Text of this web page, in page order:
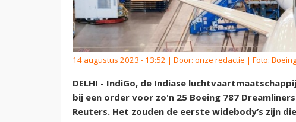
14 augustus 2023 - 13:52 | Door: onze redactie | Foto:
DELHI - IndiGo, de Indiase
bij een order voor zo'n 25 Boeing 787
Reuters. Het zouden de eerste widebody’s zijn